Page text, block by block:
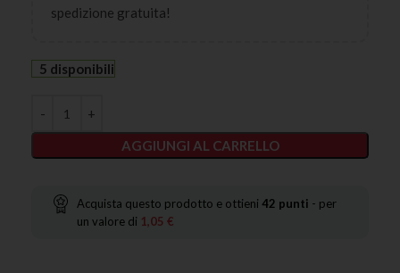
spedizione gratuita!
5 disponibili
AGGIUNGI AL CARRELLO
Acquista questo prodotto e ottieni 42 punti - per
un valore di 1,05 €